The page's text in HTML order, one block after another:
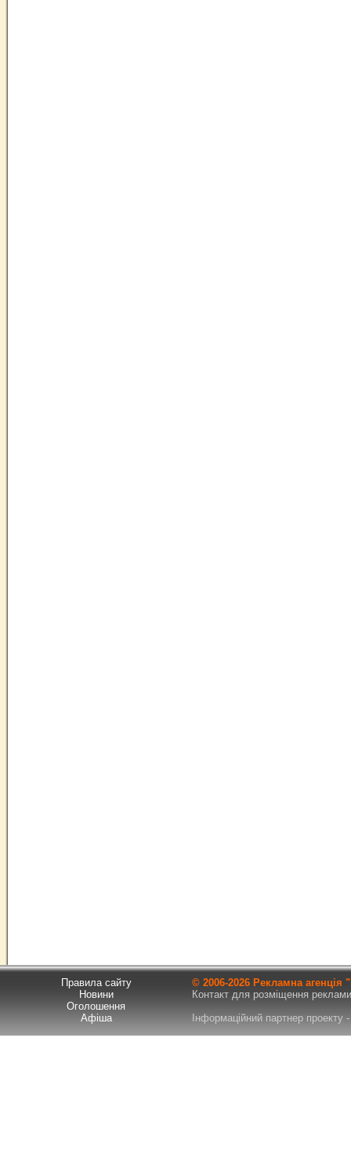
Правила сайту
Новини
Оголошення
Афіша
© 2006-2026 Рекламна
Контакт для розміщення
Інформаційний партнер проекту